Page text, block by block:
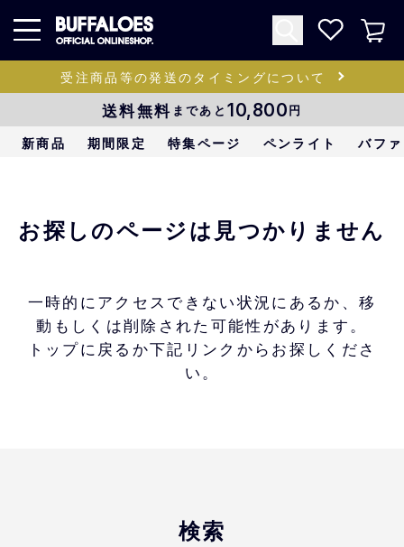
受注商品等の発送のタイミングについて
送料無料 まであと 10,800円
新商品 期間限定 特集ページ ペンライト バフ
お探しのページは見つかりません
一時的にアクセスできない状況にあるか、移
動もしくは削除された可能性があります。
トップに戻るか下記リンクからお探しくださ
い。
検索